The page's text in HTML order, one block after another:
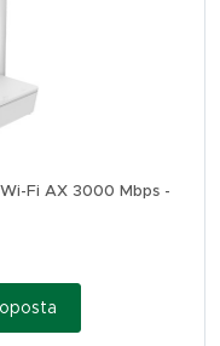
Fi AX 3000 Mbps -